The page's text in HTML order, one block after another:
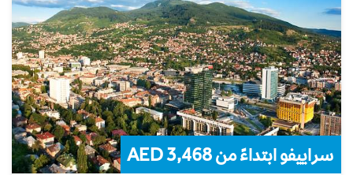
سراييفو ابتداءً من 3,468 AED